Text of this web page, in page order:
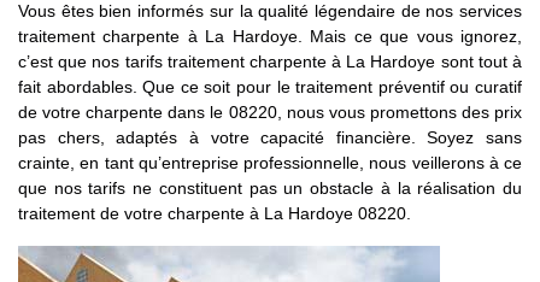
Vous êtes bien informés sur la qualité légendaire de nos services
traitement charpente à La Hardoye. Mais ce que vous ignorez,
c’est que nos tarifs traitement charpente à La Hardoye sont tout à
fait abordables. Que ce soit pour le traitement préventif ou curatif
de votre charpente dans le 08220, nous vous promettons des prix
pas chers, adaptés à votre capacité financière. Soyez sans
crainte, en tant qu’entreprise professionnelle, nous veillerons à ce
que nos tarifs ne constituent pas un obstacle à la réalisation du
traitement de votre charpente à La Hardoye 08220.